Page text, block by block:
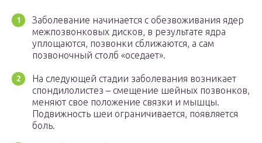
Заболевание начинается с обезвоживания ядер
межпозвонковых дисков, в результате ядра
уплощаются, позвонки сближаются, а сам
позвоночный столб «оседает».
На следующей стадии заболевания возникает
спондилолистез – смещение шейных позвонков,
меняют свое положение связки и мышцы.
Подвижность шеи ограничивается, появляется
боль.